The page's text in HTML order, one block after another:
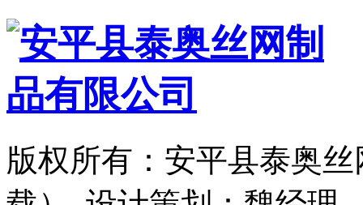
版权所有：安平县泰奥